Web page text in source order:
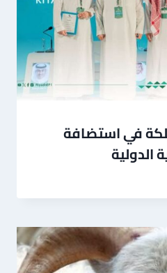
في استضافة
الدولية